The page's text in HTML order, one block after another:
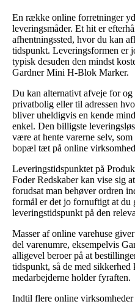
En række online forretninger
leveringsmåder. Et hit er
afhentningssted, hvor du kan
tidspunkt. Leveringsformen er
typisk desuden den mindst
Gardner Mini H-Blok Marker.
Du kan alternativt afveje for
privatbolig eller til adressen
bliver uheldigvis en kende
enkel. Den billigste
være at hente varerne selv,
bopæl tæt på online
Leveringstidspunktet på
Foder Redskaber kan vise sig
forudsat man behøver ordren
formål er det jo fornuftigt at du
leveringstidspunkt på den
Masser af online varehuse
del varenumre, eksempelvis
alligevel beroer på at
tidspunkt, så de med sikkerhed
medarbejderne holder fyraften.
Indtil flere online